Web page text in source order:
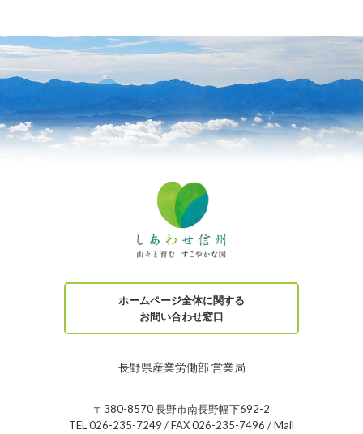
ホームページ全体に関する
お問い合わせ窓口
長野県産業労働部 営業局
〒380-8570 長野市南長野幅下692-2
TEL 026-235-7249 / FAX 026-235-7496 / Mail